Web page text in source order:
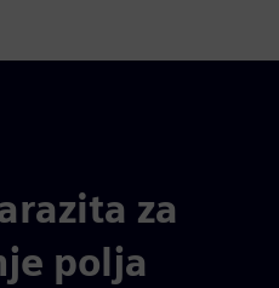
za
polja